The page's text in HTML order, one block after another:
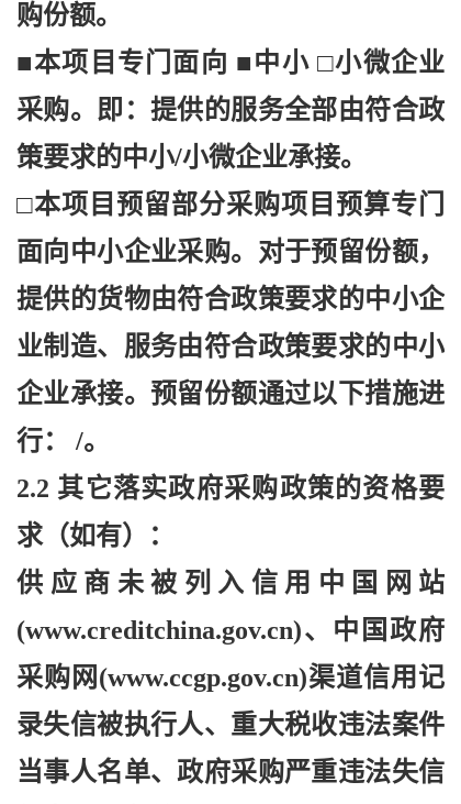
购份额。
■本项目专门面向 ■中小 □小微企业
采购。即：提供的服务全部由符合政
策要求的中小/小微企业承接。
□本项目预留部分采购项目预算专门
面向中小企业采购。对于预留份额，
提供的货物由符合政策要求的中小企
业制造、服务由符合政策要求的中小
企业承接。预留份额通过以下措施进
行： /。
2.2 其它落实政府采购政策的资格要
求（如有）：
供应商未被列入信用中国网站
(www.creditchina.gov.cn)、中国政府
采购网(www.ccgp.gov.cn)渠道信用记
录失信被执行人、重大税收违法案件
当事人名单、政府采购严重违法失信